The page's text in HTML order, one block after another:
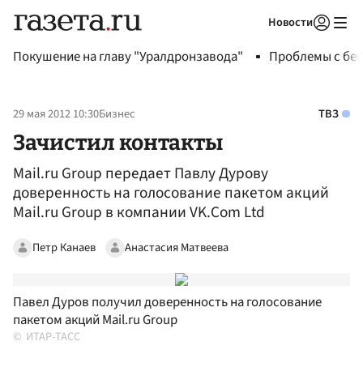
Новости
Покушение на главу "Уралдронзавода" Проблемы с
29 мая 2012 10:30Бизнес ТВЗ
Зачистил контакты
Mail.ru Group передает Павлу Дурову
доверенность на голосование пакетом акций
Mail.ru Group в компании VK.Com Ltd
Петр Канаев Анастасия Матвеева
Павел Дуров получил доверенность на голосование
пакетом акций Mail.ru Group
ИТАР-ТАСС